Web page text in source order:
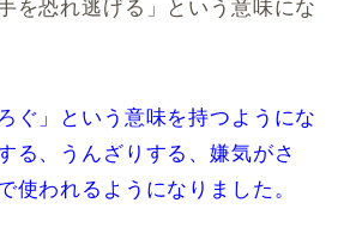
を恐れ逃げる」という意味にな
ぐ」という意味を持つようにな
る、うんざりする、嫌気がさ
使われるようになりました。